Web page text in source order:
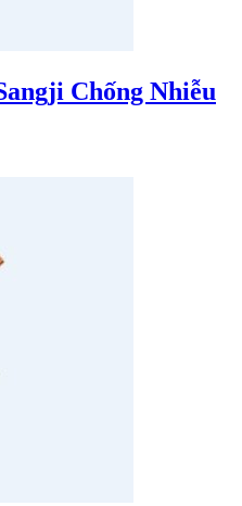
Chống Nhiễu